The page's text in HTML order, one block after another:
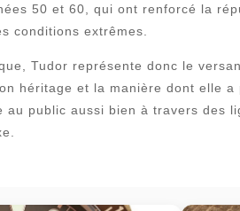
50 et 60, qui ont renforcé la
conditions extrêmes.
Tudor représente donc le
héritage et la manière dont elle a
au public aussi bien à travers des